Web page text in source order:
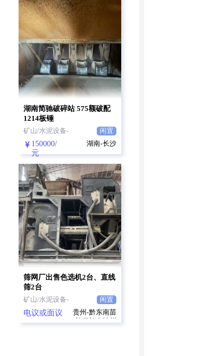
湖南简驰破碎站 575额破配
1214板锤
矿山/水泥设备- 闲置
150000/
元
湖南-长沙
筛网厂出售色选机2台、直线
筛2台
矿山/水泥设备- 闲置
电议或面议
贵州-黔东南苗
族侗族自治州